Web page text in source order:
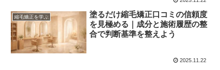
縮毛矯正を学ぶ
塗るだけ縮毛矯正口コミの信頼度
を見極める｜成分と施術履歴の整
合で判断基準を整えよう
2025.11.22